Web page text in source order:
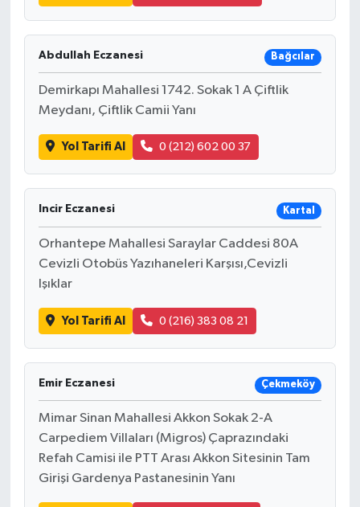
Abdullah Eczanesi Bağcılar
Demirkapı Mahallesi 1742. Sokak 1 A Çiftlik
Meydanı, Çiftlik Camii Yanı
Yol Tarifi Al 0 (212) 602 00 37
Incir Eczanesi Kartal
Orhantepe Mahallesi Saraylar Caddesi 80A
Cevizli Otobüs Yazıhaneleri Karşısı,Cevizli
Işıklar
Yol Tarifi Al 0 (216) 383 08 21
Emir Eczanesi Çekmeköy
Mimar Sinan Mahallesi Akkon Sokak 2-A
Carpediem Villaları (Migros) Çaprazındaki
Refah Camisi ile PTT Arası Akkon Sitesinin Tam
Girişi Gardenya Pastanesinin Yanı